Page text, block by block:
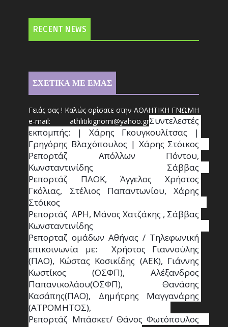
RECENT NEWS
ΣΧΕΤΙΚΑ ΜΕ ΕΜΑΣ
Γειάς σας ! Καλώς ορίσατε στην ΑΘΛΗΤΙΚΗ ΓΝΩΜΗ
e-mail: athlitikignomi@yahoo.grΣυντελεστές
εκπομπής: | Χάρης Γκουγκουλίτσας |
Γρηγόρης Βλαχόπουλος | Χάρης Στόικος
Ρεπορτάζ Απόλλων Πόντου,
Κωνσταντινίδης   Σάββας
Ρεπορτάζ ΠΑΟΚ, Άγγελος Χρήστος
Γκόλιας, Στέλιος Παπαντωνίου, Χάρης
Στόικος
Ρεπορτάζ  ΑΡΗ, Μάνος Χατζάκης , Σάββας
Κωνσταντινίδης
Ρεπορταζ ομάδων Αθήνας / Τηλεφωνική
επικοινωνία με:  Χρήστος Γιαννούλης
(ΠΑΟ), Κώστας Κοσικίδης (ΑΕΚ), Γιάννης
Κωστίκος (ΟΣΦΠ), Αλέξανδρος
Παπανικολάου(ΟΣΦΠ), Θανάσης
Κασάπης(ΠΑΟ), Δημήτρης Μαγγανάρης
(ΑΤΡΟΜΗΤΟΣ),
Ρεπορτάζ Μπάσκετ/ Θάνος Φωτόπουλος